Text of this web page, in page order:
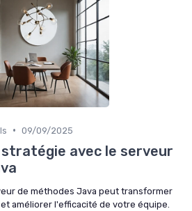
• 09/09/2025
avec le serveur
de méthodes Java peut transformer
améliorer l'efficacité de votre équipe.